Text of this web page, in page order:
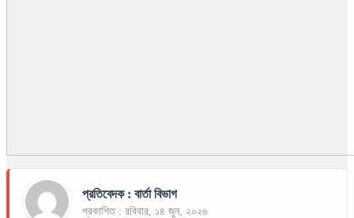
প্রতিবেদক : বার্তা বিভাগ
প্রকাশিত : রবিবার, ১৪ জুন, ২০২৬